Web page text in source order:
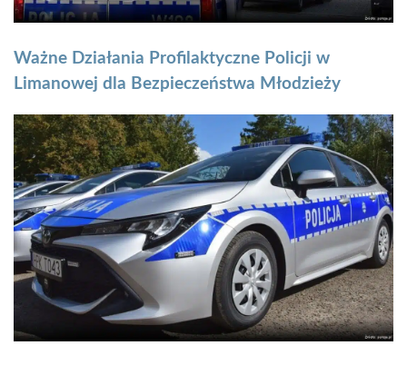
Ważne Działania Profilaktyczne Policji w
Limanowej dla Bezpieczeństwa Młodzieży